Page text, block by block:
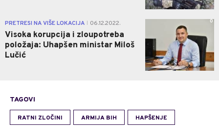
PRETRESI NA VIŠE LOKACIJA 06.12.2022.
Visoka korupcija i zloupotreba
položaja: Uhapšen ministar Miloš
Lučić
0
TAGOVI
RATNI ZLOČINI ARMIJA BIH HAPŠENJE